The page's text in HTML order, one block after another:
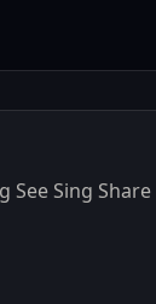
See Sing Share